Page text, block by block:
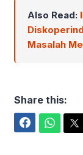
Also Read:
Masalah
Share this: